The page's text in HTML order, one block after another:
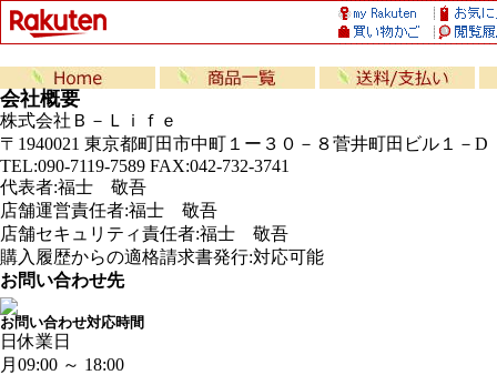
会社概要
株式会社Ｂ－Ｌｉｆｅ
〒1940021 東京都町田市中町１ー３０－８菅井町田ビル１－D
TEL:090-7119-7589 FAX:042-732-3741
代表者:福士 敬吾
店舗運営責任者:福士 敬吾
店舗セキュリティ責任者:福士 敬吾
購入履歴からの適格請求書発行:対応可能
お問い合わせ先
お問い合わせ対応時間
日休業日
月 09:00 ～ 18:00